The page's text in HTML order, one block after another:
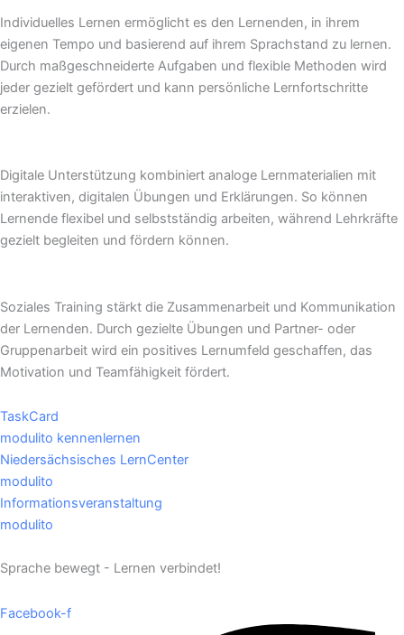
Individuelles Lernen ermöglicht es den Lernenden, in ihrem
eigenen Tempo und basierend auf ihrem Sprachstand zu lernen.
Durch maßgeschneiderte Aufgaben und flexible Methoden wird
jeder gezielt gefördert und kann persönliche Lernfortschritte
erzielen.
Digitale Unterstützung kombiniert analoge Lernmaterialien mit
interaktiven, digitalen Übungen und Erklärungen. So können
Lernende flexibel und selbstständig arbeiten, während Lehrkräfte
gezielt begleiten und fördern können.
Soziales Training stärkt die Zusammenarbeit und Kommunikation
der Lernenden. Durch gezielte Übungen und Partner- oder
Gruppenarbeit wird ein positives Lernumfeld geschaffen, das
Motivation und Teamfähigkeit fördert.
TaskCard
modulito kennenlernen
Niedersächsisches LernCenter
modulito
Informationsveranstaltung
modulito
Sprache bewegt - Lernen verbindet!
Facebook-f